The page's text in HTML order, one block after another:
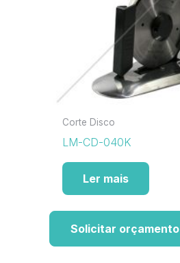
Corte Disco
LM-CD-040K
Ler mais
Solicitar orçamento